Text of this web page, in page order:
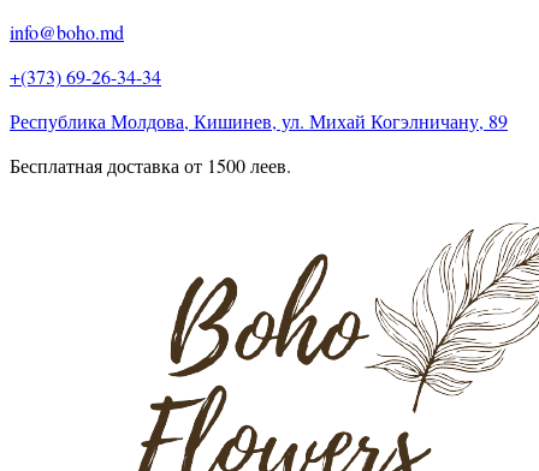
info@boho.md
+(373) 69-26-34-34
Республика Молдова, Кишинев, ул. Михай Когэлничану, 89
Бесплатная доставка от 1500 леев.